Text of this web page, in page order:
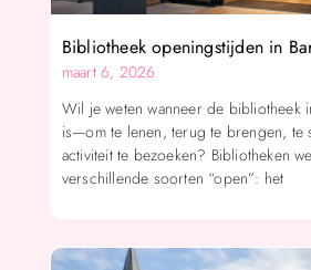
Bibliotheek openingstijden in
maart 6, 2026
Wil je weten wanneer de bibliotheek
is—om te lenen, terug te brengen, te
activiteit te bezoeken? Bibliotheken
verschillende soorten “open”: het